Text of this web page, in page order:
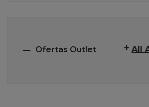
Ofertas Outlet All